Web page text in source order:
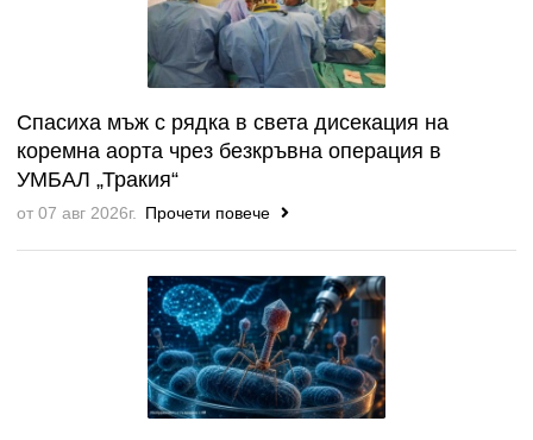
Спасиха мъж с рядка в света дисекация на
коремна аорта чрез безкръвна операция в
УМБАЛ „Тракия“
от 07 авг 2026г. Прочети повече